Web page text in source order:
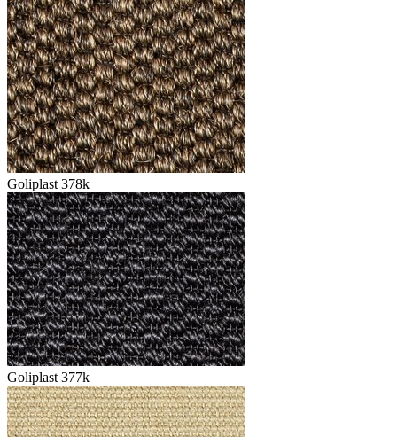
Goliplast 378k
Goliplast 377k